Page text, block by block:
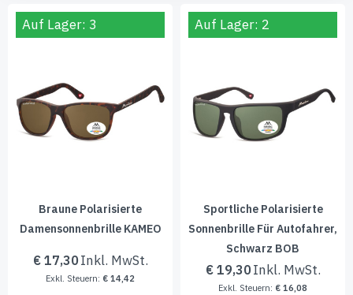
Auf Lager: 3
Braune Polarisierte
Damensonnenbrille KAMEO
€ 17,30
€ 14,42
Auf Lager: 2
Sportliche Polarisierte
Sonnenbrille Für Autofahrer,
Schwarz BOB
€ 19,30
€ 16,08